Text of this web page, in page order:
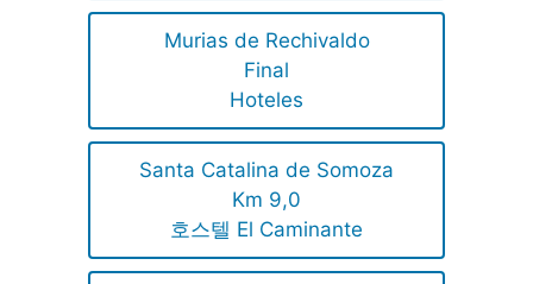
Murias de Rechivaldo
Final
Hoteles
Santa Catalina de Somoza
Km 9,0
호스텔 El Caminante